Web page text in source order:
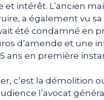
intérêt. L’ancien
a également vu
été condamné en
d’amende et une
ans en première
c’est la démolition
l’avocat